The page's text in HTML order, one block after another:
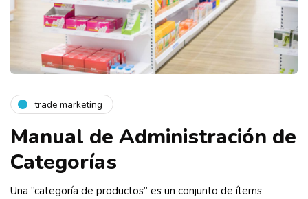
trade marketing
Manual de Administración de
Categorías
Una “categoría de productos” es un conjunto de ítems